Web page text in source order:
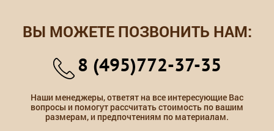
ВЫ МОЖЕТЕ ПОЗВОНИТЬ НАМ:
8 (495)772-37-35
Наши менеджеры, ответят на все интересующие Вас
вопросы и помогут рассчитать стоимость по вашим
размерам, и предпочтениям по материалам.